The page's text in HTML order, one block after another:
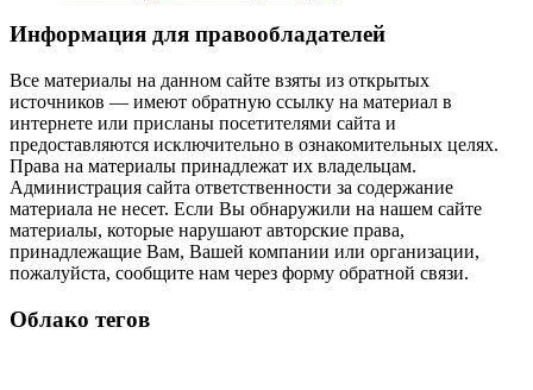
Информация для правообладателей
Все материалы на данном сайте взяты из открытых
источников — имеют обратную ссылку на материал в
интернете или присланы посетителями сайта и
предоставляются исключительно в ознакомительных целях.
Права на материалы принадлежат их владельцам.
Администрация сайта ответственности за содержание
материала не несет. Если Вы обнаружили на нашем сайте
материалы, которые нарушают авторские права,
принадлежащие Вам, Вашей компании или организации,
пожалуйста, сообщите нам через форму обратной связи.
Облако тегов